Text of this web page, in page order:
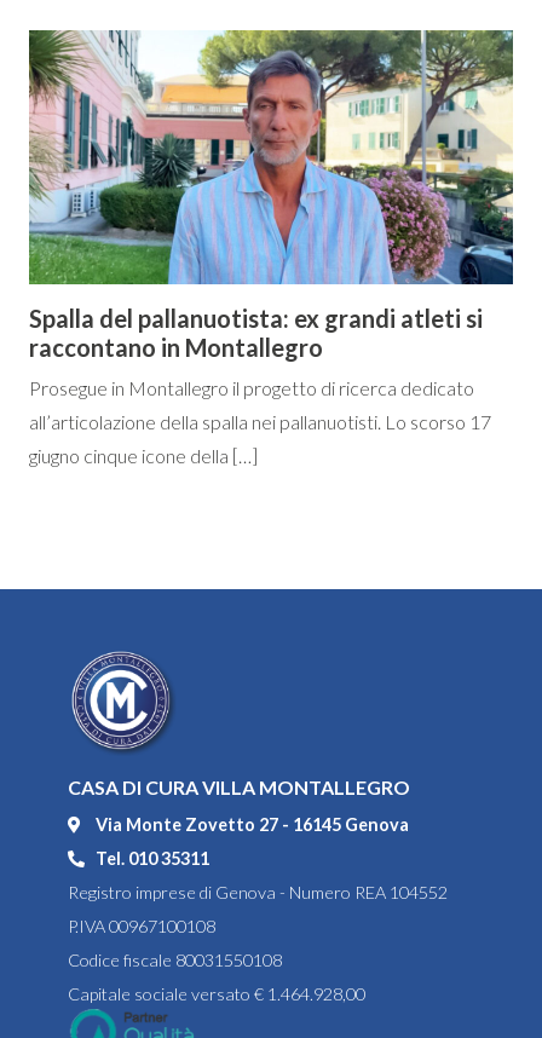
Spalla del pallanuotista: ex grandi atleti si
raccontano in Montallegro
Prosegue in Montallegro il progetto di ricerca dedicato
all’articolazione della spalla nei pallanuotisti. Lo scorso 17
giugno cinque icone della […]
CASA DI CURA VILLA MONTALLEGRO
Via Monte Zovetto 27 - 16145 Genova
Tel. 010 35311
Registro imprese di Genova - Numero REA 104552
P.IVA 00967100108
Codice fiscale 80031550108
Capitale sociale versato € 1.464.928,00